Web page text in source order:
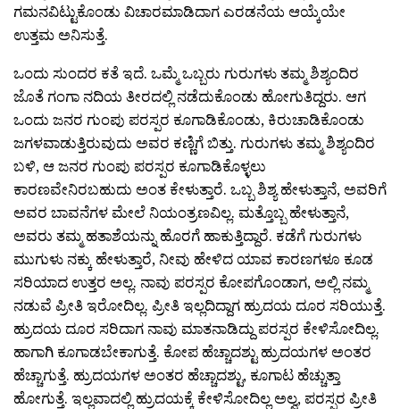
ಗಮನವಿಟ್ಟುಕೊಂಡು ವಿಚಾರಮಾಡಿದಾಗ ಎರಡನೆಯ ಆಯ್ಕೆಯೇ
ಉತ್ತಮ ಅನಿಸುತ್ತೆ.
ಒಂದು ಸುಂದರ ಕತೆ ಇದೆ. ಒಮ್ಮೆ ಒಬ್ಬರು ಗುರುಗಳು ತಮ್ಮ ಶಿಶ್ಯಂದಿರ
ಜೊತೆ ಗಂಗಾ ನದಿಯ ತೀರದಲ್ಲಿ ನಡೆದುಕೊಂಡು ಹೋಗುತಿದ್ದರು. ಆಗ
ಒಂದು ಜನರ ಗುಂಪು ಪರಸ್ಪರ ಕೂಗಾಡಿಕೊಂಡು, ಕಿರುಚಾಡಿಕೊಂಡು
ಜಗಳವಾಡುತ್ತಿರುವುದು ಅವರ ಕಣ್ಣಿಗೆ ಬಿತ್ತು. ಗುರುಗಳು ತಮ್ಮ ಶಿಶ್ಯಂದಿರ
ಬಳಿ, ಆ ಜನರ ಗುಂಪು ಪರಸ್ಪರ ಕೂಗಾಡಿಕೊಳ್ಳಲು
ಕಾರಣವೇನಿರಬಹುದು ಅಂತ ಕೇಳುತ್ತಾರೆ. ಒಬ್ಬ ಶಿಶ್ಯ ಹೇಳುತ್ತಾನೆ, ಅವರಿಗೆ
ಅವರ ಬಾವನೆಗಳ ಮೇಲೆ ನಿಯಂತ್ರಣವಿಲ್ಲ. ಮತ್ತೊಬ್ಬ ಹೇಳುತ್ತಾನೆ,
ಅವರು ತಮ್ಮ ಹತಾಶೆಯನ್ನು ಹೊರಗೆ ಹಾಕುತ್ತಿದ್ದಾರೆ. ಕಡೆಗೆ ಗುರುಗಳು
ಮುಗುಳು ನಕ್ಕು ಹೇಳುತ್ತಾರೆ, ನೀವು ಹೇಳಿದ ಯಾವ ಕಾರಣಗಳೂ ಕೂಡ
ಸರಿಯಾದ ಉತ್ತರ ಅಲ್ಲ. ನಾವು ಪರಸ್ಪರ ಕೋಪಗೊಂಡಾಗ, ಅಲ್ಲಿ ನಮ್ಮ
ನಡುವೆ ಪ್ರೀತಿ ಇರೋದಿಲ್ಲ. ಪ್ರೀತಿ ಇಲ್ಲದಿದ್ದಾಗ ಹ್ರುದಯ ದೂರ ಸರಿಯುತ್ತೆ.
ಹ್ರುದಯ ದೂರ ಸರಿದಾಗ ನಾವು ಮಾತನಾಡಿದ್ದು ಪರಸ್ಪರ ಕೇಳಿಸೋದಿಲ್ಲ.
ಹಾಗಾಗಿ ಕೂಗಾಡಬೇಕಾಗುತ್ತೆ. ಕೋಪ ಹೆಚ್ಚಾದಶ್ಟು ಹ್ರುದಯಗಳ ಅಂತರ
ಹೆಚ್ಚಾಗುತ್ತೆ. ಹ್ರುದಯಗಳ ಅಂತರ ಹೆಚ್ಚಾದಶ್ಟು, ಕೂಗಾಟ ಹೆಚ್ಚುತ್ತಾ
ಹೋಗುತ್ತೆ. ಇಲ್ಲವಾದಲ್ಲಿ ಹ್ರುದಯಕ್ಕೆ ಕೇಳಿಸೋದಿಲ್ಲ ಅಲ್ವ, ಪರಸ್ಪರ ಪ್ರೀತಿ